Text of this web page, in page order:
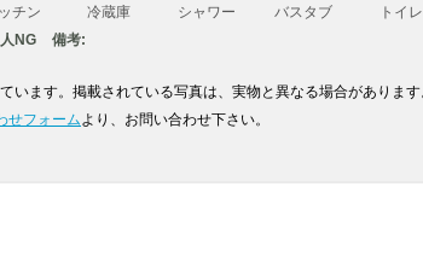
チン 冷蔵庫 シャワー バスタブ トイレ
NG 備考:
います。掲載されている写真は、実物と異なる場合がありま
せフォーム より、お問い合わせ下さい。